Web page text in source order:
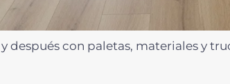
después con paletas, materiales y